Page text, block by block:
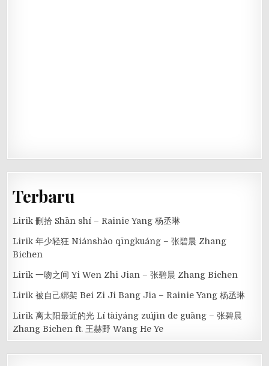
Terbaru
Lirik 刪拾 Shān shí – Rainie Yang 杨丞琳
Lirik 年少轻狂 Niánshào qīngkuáng – 张碧晨 Zhang
Bichen
Lirik 一吻之间 Yi Wen Zhi Jian – 张碧晨 Zhang Bichen
Lirik 被自己綁架 Bei Zi Ji Bang Jia – Rainie Yang 杨丞琳
Lirik 离太阳最近的光 Lí tàiyáng zuìjìn de guāng – 张碧晨
Zhang Bichen ft. 王赫野 Wang He Ye